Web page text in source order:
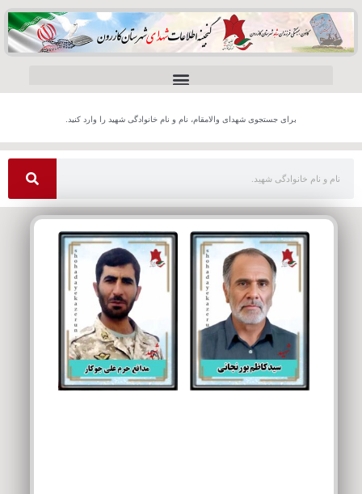
برای جستجوی شهدای والامقام، نام و نام خانوادگی شهید را وارد کنید.